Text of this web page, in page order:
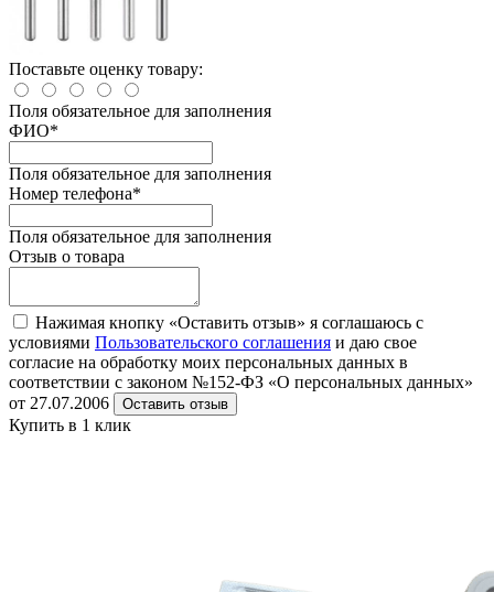
Поставьте оценку товару:
Поля обязательное для заполнения
ФИО*
Поля обязательное для заполнения
Номер телефона*
Поля обязательное для заполнения
Отзыв о товара
Нажимая кнопку «Оставить отзыв» я соглашаюсь с
условиями Пользовательского соглашения и даю свое
согласие на обработку моих персональных данных в
соответствии с законом №152-ФЗ «О персональных данных»
от 27.07.2006
Оставить отзыв
Купить в 1 клик